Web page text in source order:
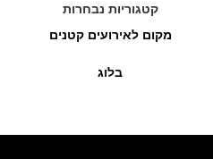
קטגוריות נבחרות
מקום לאירועים קטנים
בלוג